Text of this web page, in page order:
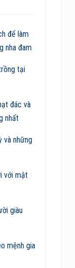
để làm
nha đam
tại
đác và
nhất
và những
với mật
giàu
mệnh gia